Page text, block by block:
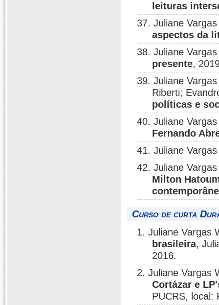
leituras
37. Juliane
aspectos da
38. Juliane
presente,
39. Juliane
Riberti;
políticas e
40. Juliane
Fernando
41. Juliane
42. Juliane
Milton
Curso de curta
1. Juliane Vargas
brasileira,
2016.
2. Juliane Vargas
Cortázar e
PUCRS, local: